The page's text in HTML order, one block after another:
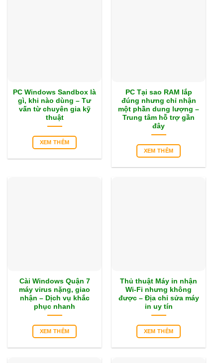
PC Windows Sandbox là
gì, khi nào dùng – Tư
vấn từ chuyên gia kỹ
thuật
XEM THÊM
PC Tại sao RAM lắp
đúng nhưng chỉ nhận
một phần dung lượng –
Trung tâm hỗ trợ gần
đây
XEM THÊM
Cài Windows Quận 7
máy virus nặng, giao
nhận – Dịch vụ khắc
phục nhanh
XEM THÊM
Thủ thuật Máy in nhận
Wi-Fi nhưng không
được – Địa chỉ sửa máy
in uy tín
XEM THÊM